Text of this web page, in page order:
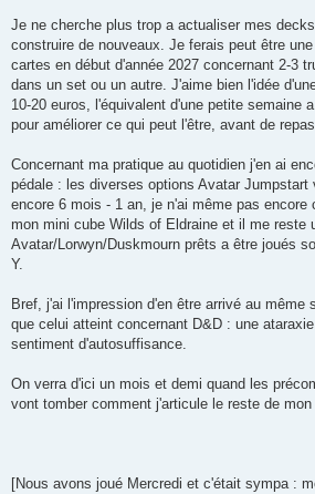
Je ne cherche plus trop a actualiser mes
construire de nouveaux. Je ferais peut être
cartes en début d'année 2027 concernant 2-3
dans un set ou un autre. J'aime bien l'idée
10-20 euros, l'équivalent d'une petite semaine
pour améliorer ce qui peut l'être, avant de
Concernant ma pratique au quotidien j'en ai
pédale : les diverses options Avatar Jumpstart
encore 6 mois - 1 an, je n'ai même pas encore
mon mini cube Wilds of Eldraine et il me reste
Avatar/Lorwyn/Duskmourn prêts a être joués
Y.
Bref, j'ai l'impression d'en être arrivé au même
que celui atteint concernant D&D : une
sentiment d'autosuffisance.
On verra d'ici un mois et demi quand les
vont tomber comment j'articule le reste de mon
[Nous avons joué Mercredi et c'était sympa :